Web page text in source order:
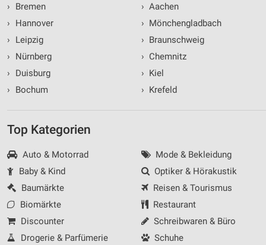
›
Bremen
›
Hannover
›
Leipzig
›
Nürnberg
›
Duisburg
›
Bochum
› Aachen
› Mönchengladbach
› Braunschweig
› Chemnitz
› Kiel
› Krefeld
Top Kategorien
Auto & Motorrad
Baby & Kind
Baumärkte
Biomärkte
Discounter
Drogerie & Parfümerie
Mode & Bekleidung
Optiker & Hörakustik
Reisen & Tourismus
Restaurant
Schreibwaren & Büro
Schuhe
Erstellung von Profilen für personalisierte
Werbung
Verwendung von Profilen zur Auswahl
personalisierter Werbung
Erstellung von Profilen zur Personalisierung
Verwendung von Profilen zur Auswahl
personalisierter Inhalte
Messung der Werbeleistung
Analyse von Zielgruppen durch Statistiken oder
Kombinationen von Daten aus verschiedenen
Quellen